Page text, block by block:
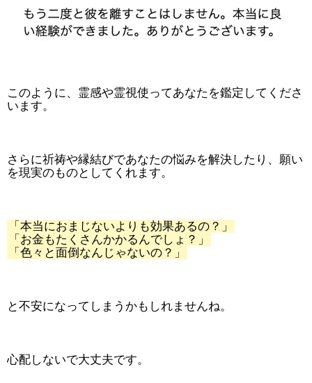
このように、霊感や霊視使ってあなたを鑑定してくださ
います。
さらに祈祷や縁結びであなたの悩みを解決したり、願い
を現実のものとしてくれます。
「本当におまじないよりも効果あるの？」
「お金もたくさんかかるんでしょ？」
「色々と面倒なんじゃないの？」
と不安になってしまうかもしれませんね。
心配しないで大丈夫です。